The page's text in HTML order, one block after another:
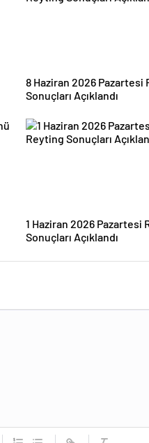
8 Haziran 2026 Pazartesi
Sonuçları Açıklandı
1 Haziran 2026 Pazartesi
Sonuçları Açıklandı